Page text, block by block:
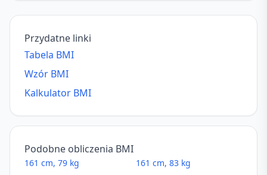
Przydatne linki
Tabela BMI
Wzór BMI
Kalkulator BMI
Podobne obliczenia BMI
161 cm, 79 kg
161 cm, 83 kg